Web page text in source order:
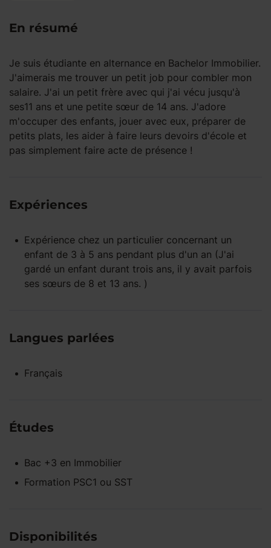
En résumé
Je suis étudiante en alternance en Bachelor Immobilier.
J'aimerais me trouver un petit job pour combler mon
salaire. J'ai un petit frère avec qui j'ai vécu jusqu'à
ses11 ans et une petite sœur de 14 ans. J'adore
m'occuper des enfants, jouer avec eux, préparer de
petits plats, les aider à faire leurs devoirs d'école et
pas simplement faire acte de présence !
Expériences
Expérience chez un particulier concernant un
enfant de 3 à 5 ans pendant plus d'un an (J'ai
gardé un enfant durant trois ans, il y avait parfois
ses sœurs de 8 et 13 ans. )
Langues parlées
Français
Études
Bac +3 en Immobilier
Formation PSC1 ou SST
Disponibilités